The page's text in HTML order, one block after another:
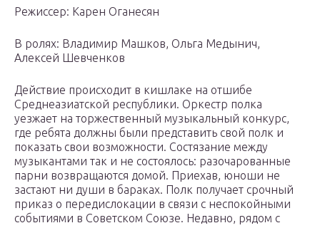
Режиссер: Карен Оганесян
В ролях: Владимир Машков, Ольга Медынич,
Алексей Шевченков
Действие происходит в кишлаке на отшибе
Среднеазиатской республики. Оркестр полка
уезжает на торжественный музыкальный конкурс,
где ребята должны были представить свой полк и
показать свои возможности. Состязание между
музыкантами так и не состоялось: разочарованные
парни возвращаются домой. Приехав, юноши не
застают ни души в бараках. Полк получает срочный
приказ о передислокации в связи с неспокойными
событиями в Советском Союзе. Недавно, рядом с